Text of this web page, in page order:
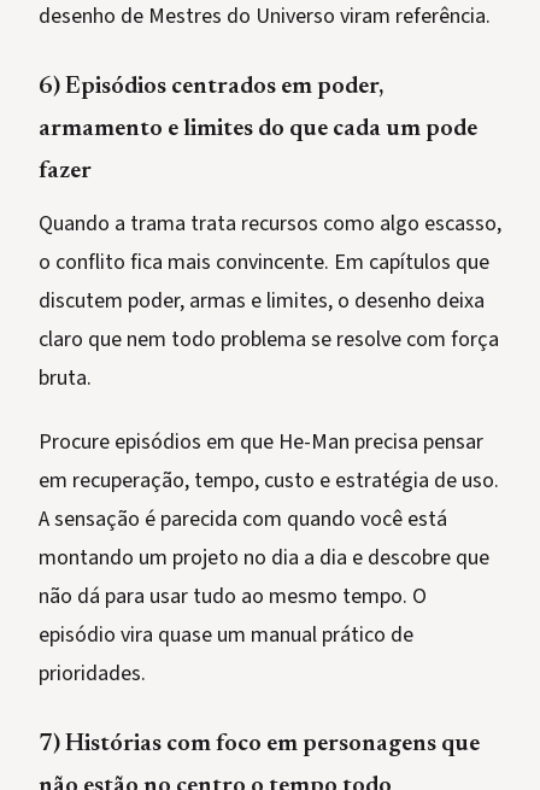
desenho de Mestres do Universo viram referência.
6) Episódios centrados em poder,
armamento e limites do que cada um pode
fazer
Quando a trama trata recursos como algo escasso,
o conflito fica mais convincente. Em capítulos que
discutem poder, armas e limites, o desenho deixa
claro que nem todo problema se resolve com força
bruta.
Procure episódios em que He-Man precisa pensar
em recuperação, tempo, custo e estratégia de uso.
A sensação é parecida com quando você está
montando um projeto no dia a dia e descobre que
não dá para usar tudo ao mesmo tempo. O
episódio vira quase um manual prático de
prioridades.
7) Histórias com foco em personagens que